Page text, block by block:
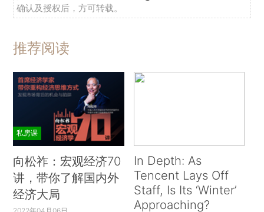
确认及授权后，方可转载。
推荐阅读
私房课
向松祚：宏观经济70
讲，带你了解国内外
经济大局
In Depth: As
Tencent Lays Off
Staff, Is Its ‘Winter’
Approaching?